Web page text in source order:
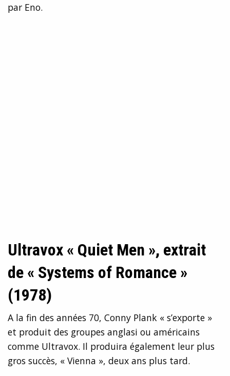
par Eno.
Ultravox « Quiet Men », extrait
de « Systems of Romance »
(1978)
A la fin des années 70, Conny Plank « s’exporte »
et produit des groupes anglasi ou américains
comme Ultravox. Il produira également leur plus
gros succès, « Vienna », deux ans plus tard.